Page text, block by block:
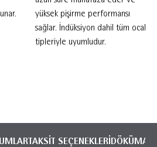
yüksek pişirme performansı
sağlar. İndüksiyon dahil tüm ocak
tipleriyle uyumludur.
TAKSİT SEÇENEKLERİ